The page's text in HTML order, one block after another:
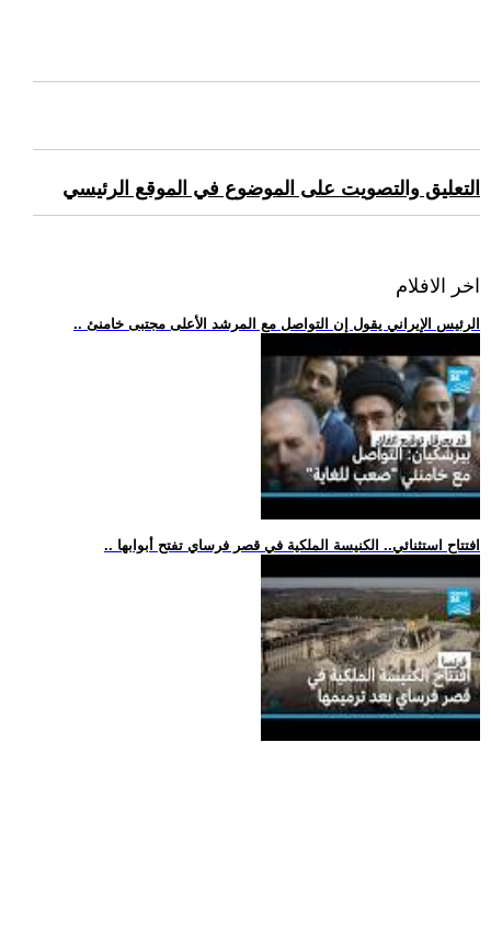
التعليق والتصويت على الموضوع في الموقع الرئيسي
اخر الافلام
.. الرئيس الإيراني يقول إن التواصل مع المرشد الأعلى مجتبى خامنئ
.. افتتاح استثنائي.. الكنيسة الملكية في قصر فرساي تفتح أبوابها